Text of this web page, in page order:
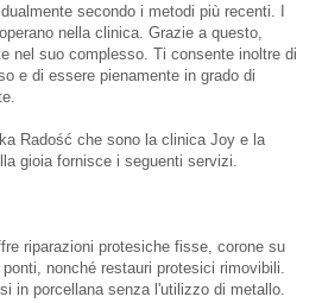
secondo i metodi più recenti. I
nella clinica. Grazie a questo,
nel suo complesso. Ti consente inoltre di
e di essere pienamente in grado di
Radość che sono la clinica Joy e la
gioia fornisce i seguenti servizi.
riparazioni protesiche fisse, corone su
nonché restauri protesici rimovibili.
in porcellana senza l'utilizzo di metallo.